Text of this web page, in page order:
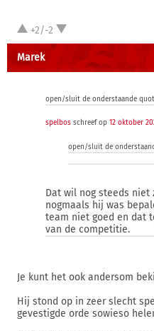
+2/-2
Marek
open/sluit de onderstaande
spelbos schreef op 12 oktober
open/sluit de
Dat wil nog steeds niet
nogmaals hij was
team niet goed en dat
van de competitie.
Je kunt het ook andersom
Hij stond op in zeer slecht
gevestigde orde sowieso